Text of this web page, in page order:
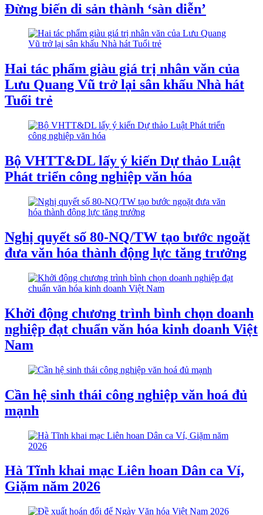
Đừng biến di sản thành ‘sàn diễn’
Hai tác phẩm giàu giá trị nhân văn của
Lưu Quang Vũ trở lại sân khấu Nhà hát
Tuổi trẻ
Bộ VHTT&DL lấy ý kiến Dự thảo Luật
Phát triển công nghiệp văn hóa
Nghị quyết số 80-NQ/TW tạo bước ngoặt
đưa văn hóa thành động lực tăng trưởng
Khởi động chương trình bình chọn doanh
nghiệp đạt chuẩn văn hóa kinh doanh Việt
Nam
Cần hệ sinh thái công nghiệp văn hoá đủ
mạnh
Hà Tĩnh khai mạc Liên hoan Dân ca Ví,
Giặm năm 2026